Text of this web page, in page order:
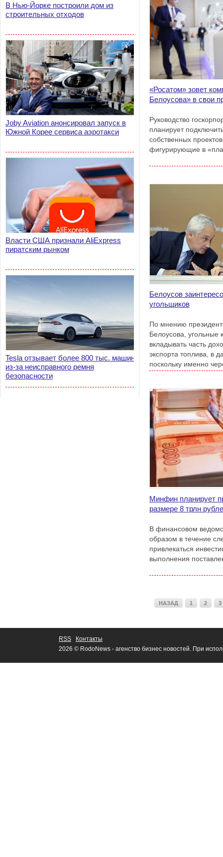
В Нью-Йорке построили дом из
строительных отходов
Joby Aviation анонсировал запуск в
Южной Корее сервиса аэротакси
Власти США признали AliExpress
пиратским рынком
Tesla отзывает более 800 тыс. машин
из-за неисправного ремня
безопасности
«Росатом» зовет
Белоусова» в свои
Руководство
планирует
собственных
фигурирующие в
Белоусов
угольщиков
По мнению
Белоусова,
вкладывать часть
экспорта топлива, в
поскольку именно
Минфин планирует
размере 8 трлн
В финансовом
образом в течение
привлекаться
выполнения
НАЗАД 1 2 3
RSS
Контакты
2026 © RodoNews - агенство бизнес новостей. При